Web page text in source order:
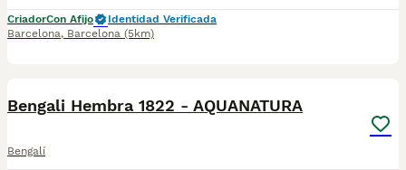
CriadorCon Afijo
Identidad Verificada
Barcelona, Barcelona (5km)
Bengali Hembra 1822 - AQUANATURA
Bengalí